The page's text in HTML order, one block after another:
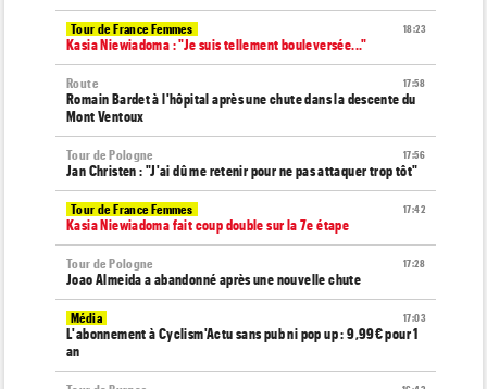
18:23
Tour de France Femmes
Kasia Niewiadoma : "Je suis tellement bouleversée..."
17:58
Route
Romain Bardet à l'hôpital après une chute dans la descente du
Mont Ventoux
17:56
Tour de Pologne
Jan Christen : "J'ai dû me retenir pour ne pas attaquer trop tôt"
17:42
Tour de France Femmes
Kasia Niewiadoma fait coup double sur la 7e étape
17:28
Tour de Pologne
Joao Almeida a abandonné après une nouvelle chute
17:03
Média
L'abonnement à Cyclism'Actu sans pub ni pop up : 9,99€ pour 1
an